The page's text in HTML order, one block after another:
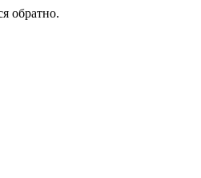
обратно.